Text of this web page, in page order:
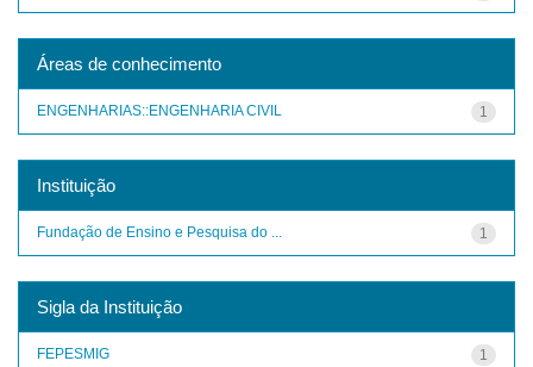
Áreas de conhecimento
1
ENGENHARIAS::ENGENHARIA CIVIL
Instituição
1
Fundação de Ensino e Pesquisa do ...
Sigla da Instituição
1
FEPESMIG